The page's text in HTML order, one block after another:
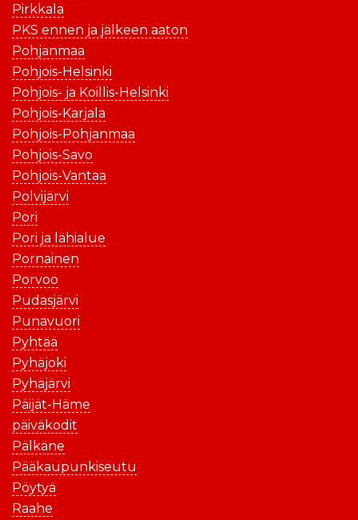
Pirkkala
PKS ennen ja jälkeen aaton
Pohjanmaa
Pohjois-Helsinki
Pohjois- ja Koillis-Helsinki
Pohjois-Karjala
Pohjois-Pohjanmaa
Pohjois-Savo
Pohjois-Vantaa
Polvijärvi
Pori
Pori ja lähialue
Pornainen
Porvoo
Pudasjärvi
Punavuori
Pyhtää
Pyhäjoki
Pyhäjärvi
Päijät-Häme
päiväkodit
Pälkäne
Pääkaupunkiseutu
Pöytyä
Raahe